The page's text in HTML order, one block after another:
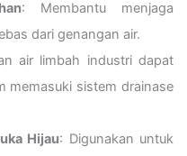
: Membantu menjaga
dari genangan air.
air limbah industri dapat
memasuki sistem drainase
Hijau: Digunakan untuk